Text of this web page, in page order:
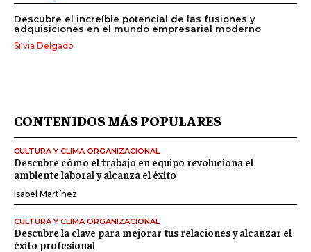
Descubre el increíble potencial de las fusiones y
adquisiciones en el mundo empresarial moderno
Silvia Delgado
CONTENIDOS MÁS POPULARES
CULTURA Y CLIMA ORGANIZACIONAL
Descubre cómo el trabajo en equipo revoluciona el
ambiente laboral y alcanza el éxito
Isabel Martínez
CULTURA Y CLIMA ORGANIZACIONAL
Descubre la clave para mejorar tus relaciones y alcanzar el
éxito profesional